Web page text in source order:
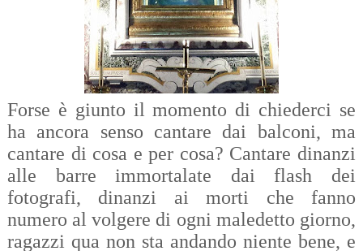
Forse è giunto il momento di chiederci se
ha ancora senso cantare dai balconi, ma
cantare di cosa e per cosa? Cantare dinanzi
alle barre immortalate dai flash dei
fotografi, dinanzi ai morti che fanno
numero al volgere di ogni maledetto giorno,
ragazzi qua non sta andando niente bene, e